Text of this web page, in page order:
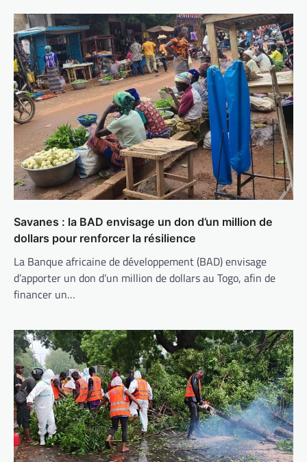
Savanes : la BAD envisage un don d’un million de
dollars pour renforcer la résilience
La Banque africaine de développement (BAD) envisage
d’apporter un don d’un million de dollars au Togo, afin de
financer un…